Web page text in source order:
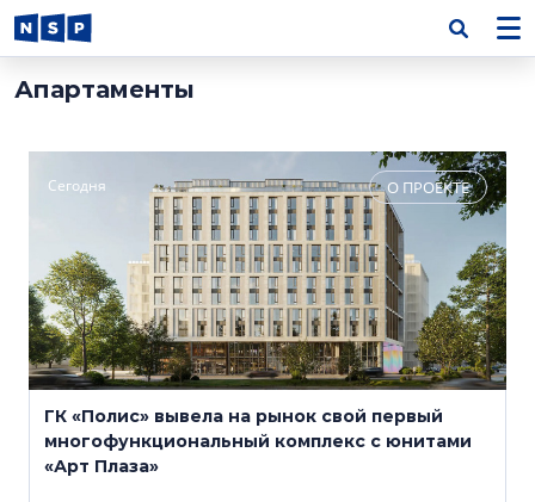
Апартаменты
Сегодня О ПРОЕКТЕ
ГК «Полис» вывела на рынок свой первый
многофункциональный комплекс с юнитами
«Арт Плаза»